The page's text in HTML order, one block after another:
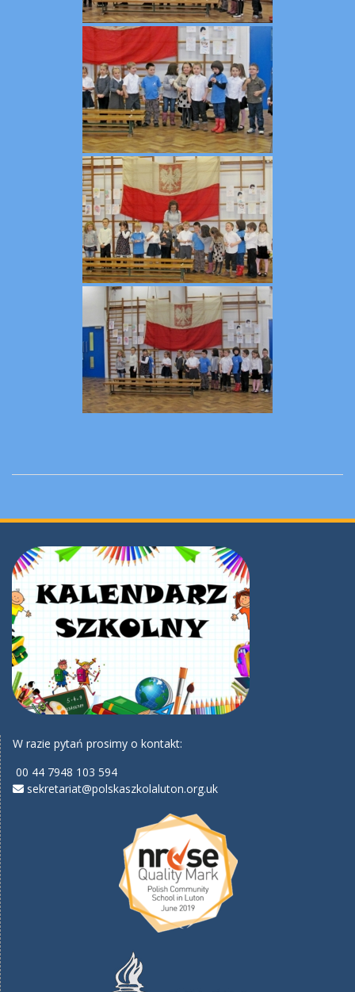
W razie pytań prosimy o kontakt:
00 44 7948 103 594
sekretariat@polskaszkolaluton.org.uk